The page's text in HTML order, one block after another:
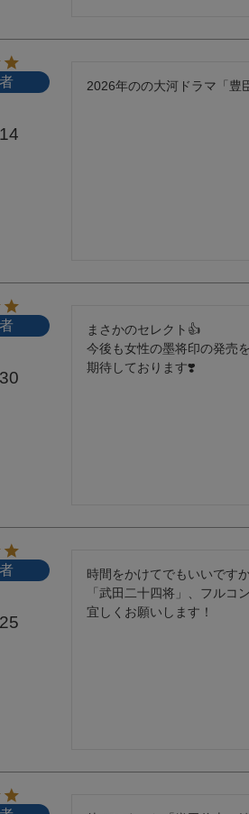
2026年のの大河ドラマ「豊
まさかのセレクト👍
今後も女性の墨将印の発売を
期待しております❣️
時間をかけてでもいいです
「武田二十四将」、フルコン
宜しくお願いします！